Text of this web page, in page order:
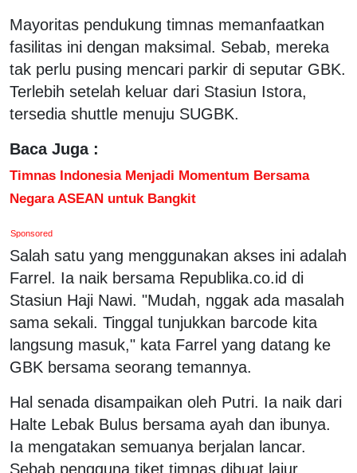
Mayoritas pendukung timnas memanfaatkan
fasilitas ini dengan maksimal. Sebab, mereka
tak perlu pusing mencari parkir di seputar GBK.
Terlebih setelah keluar dari Stasiun Istora,
tersedia shuttle menuju SUGBK.
Baca Juga :
Timnas Indonesia Menjadi Momentum Bersama
Negara ASEAN untuk Bangkit
Sponsored
Salah satu yang menggunakan akses ini adalah
Farrel. Ia naik bersama Republika.co.id di
Stasiun Haji Nawi. "Mudah, nggak ada masalah
sama sekali. Tinggal tunjukkan barcode kita
langsung masuk," kata Farrel yang datang ke
GBK bersama seorang temannya.
Hal senada disampaikan oleh Putri. Ia naik dari
Halte Lebak Bulus bersama ayah dan ibunya.
Ia mengatakan semuanya berjalan lancar.
Sebab pengguna tiket timnas dibuat lajur